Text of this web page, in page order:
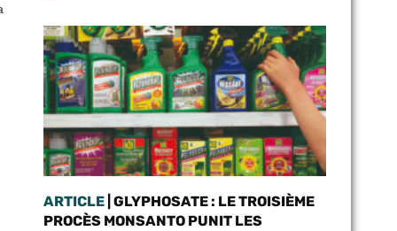
ARTICLE| GLYPHOSATE : LE TROISIÈME
PROCÈS MONSANTO PUNIT LES